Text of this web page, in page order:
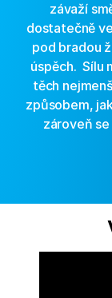
závaží
dostatečně
pod bradou
úspěch.
těch
způsobem,
zároveň